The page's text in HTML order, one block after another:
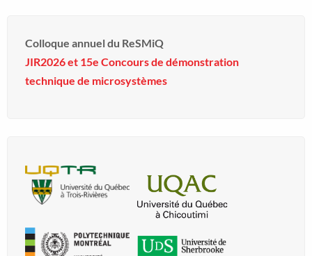
Colloque annuel du ReSMiQ
JIR2026 et 15e Concours de démonstration
technique de microsystèmes